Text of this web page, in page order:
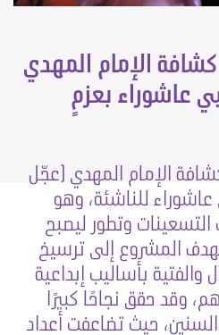
الإمام المهدي
عاشوراء بعزمٍ
الإمام المهدي (عجّل
عاشوراء للناشئة، وهو
وتطور ليصبح
يهدف المشروع إلى ترسيخ
والفتية بأساليب إبداعية
وقد حقق نجاحًا كبيرًا
حيث تضاعفت أعداد